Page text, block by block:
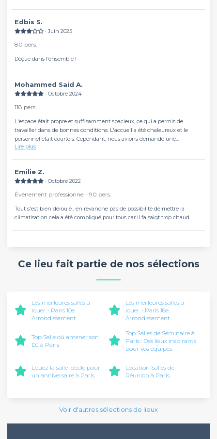
Edbis S.
∙ Juin 2025
80 pers.
Déçue dans l’ensemble !
Mohammed Said A.
∙ Octobre 2024
118 pers.
L'espace était propre et suffisamment spacieux, ce qui a permis de
travailler dans de bonnes conditions. L'accueil a été chaleureux et le
personnel était courtois. Cependant, nous avions demandé une
disposition spécifique des chaises à l'avance, mais celle-ci n'avait pas été
événement. Mis à part ce contretemps, l'expérience a été globalement
agréable.
Lire plus
Emilie Z.
∙ Octobre 2022
Évènement professionnel ∙ 90 pers.
Tout s'est bien déroulé , en revanche pas de possibilité de mettre la
climatisation cela a été compliqué pour tous car il faisaigt trop chaud
Ce lieu fait partie de nos sélections
Les meilleures salles à
louer - Paris 10e
Arrondissement
Les meilleures salles à
louer - Paris 18e
Arrondissement
Top Salle où amener son
DJ à Paris
Top Salles de Séminaire à
Paris : Des lieux inspirants
pour vos équipes
Louez la salle idéale pour
un anniversaire à Paris
Location Salles de
Réunion à Paris
Voir d'autres sélections de lieux